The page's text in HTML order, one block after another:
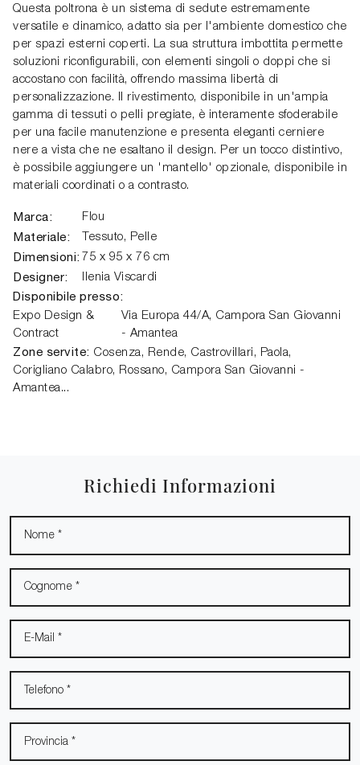
Questa poltrona è un sistema di sedute estremamente
versatile e dinamico, adatto sia per l'ambiente domestico che
per spazi esterni coperti. La sua struttura imbottita permette
soluzioni riconfigurabili, con elementi singoli o doppi che si
accostano con facilità, offrendo massima libertà di
personalizzazione. Il rivestimento, disponibile in un'ampia
gamma di tessuti o pelli pregiate, è interamente sfoderabile
per una facile manutenzione e presenta eleganti cerniere
nere a vista che ne esaltano il design. Per un tocco distintivo,
è possibile aggiungere un 'mantello' opzionale, disponibile in
materiali coordinati o a contrasto.
Marca: Flou
Materiale: Tessuto, Pelle
Dimensioni: 75 x 95 x 76 cm
Designer: Ilenia Viscardi
Disponibile presso:
Expo Design &
Contract
Via Europa 44/A, Campora San Giovanni
- Amantea
Zone servite: Cosenza, Rende, Castrovillari, Paola,
Corigliano Calabro, Rossano, Campora San Giovanni -
Amantea...
Richiedi Informazioni